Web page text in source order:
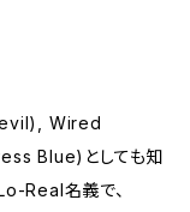
Wired
Blue)としても知
Real名義で、